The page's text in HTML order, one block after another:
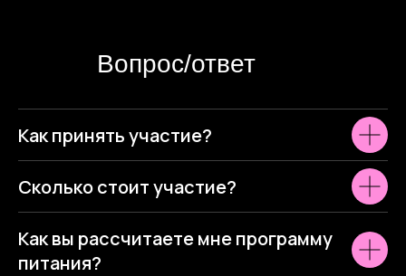
Вопрос/ответ
Как принять участие?
Сколько стоит участие?
Как вы рассчитаете мне программу
питания?